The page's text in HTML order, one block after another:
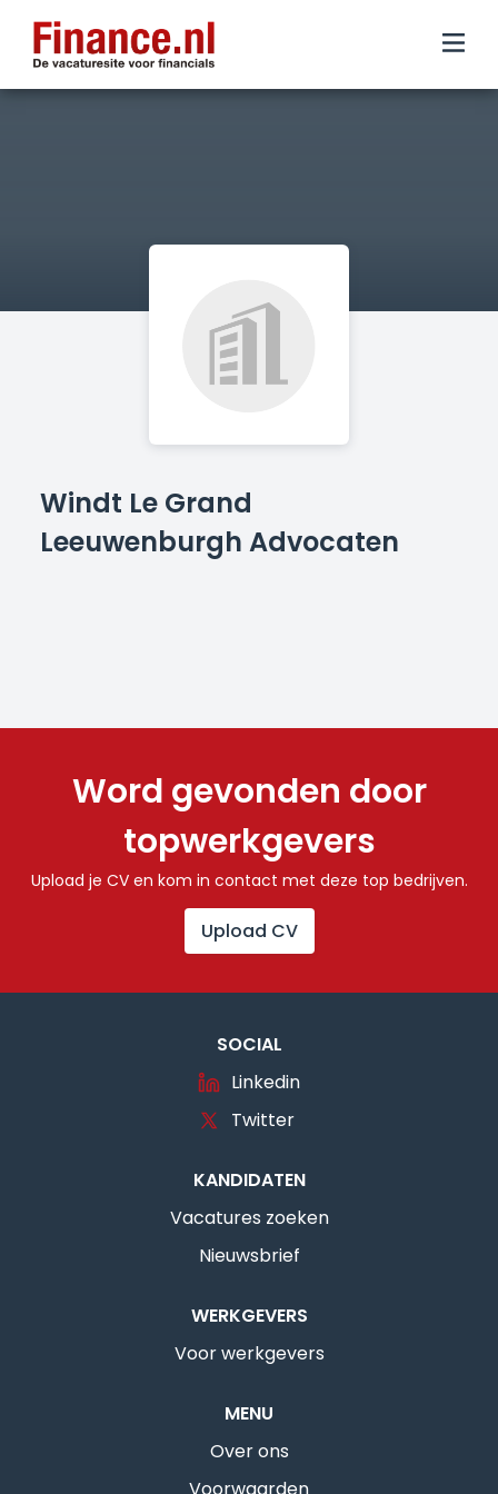
Windt Le Grand
Leeuwenburgh Advocaten
Word gevonden door
topwerkgevers
Upload je CV en kom in contact met deze top bedrijven.
Upload CV
SOCIAL
Linkedin
Twitter
KANDIDATEN
Vacatures zoeken
Nieuwsbrief
WERKGEVERS
Voor werkgevers
MENU
Over ons